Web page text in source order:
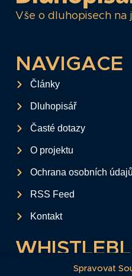
Spravovat
Vše o dluhopisech na
NAVIGACE
Články
Dluhopisář
Časté dotazy
O projektu
Ochrana osobních údajů
RSS Feed
Kontakt
Tento formulář